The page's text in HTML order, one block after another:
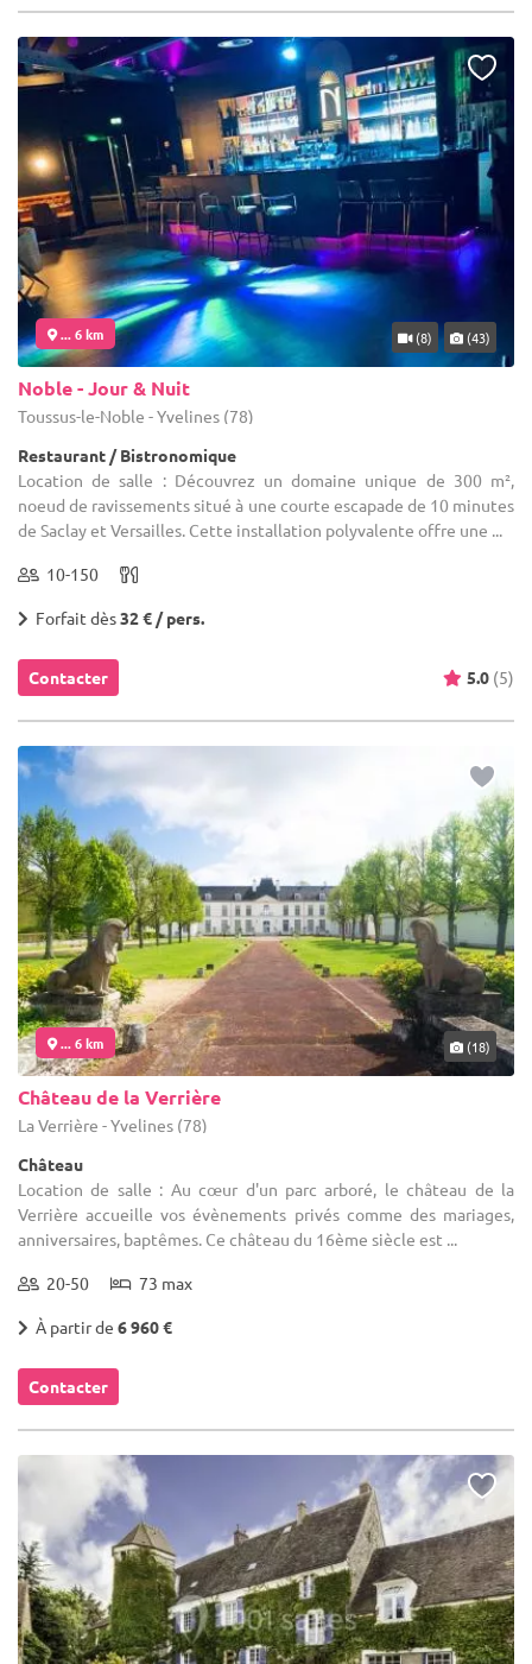
... 6 km (8) (43)
Noble - Jour & Nuit
Toussus-le-Noble - Yvelines (78)
Restaurant / Bistronomique
Location de salle : Découvrez un domaine unique de 300 m²,
noeud de ravissements situé à une courte escapade de 10 minutes
de Saclay et Versailles. Cette installation polyvalente offre une ...
10-150
Forfait dès32 € / pers.
Contacter 5.0 (5)
... 6 km (18)
Château de la Verrière
La Verrière - Yvelines (78)
Château
Location de salle : Au cœur d'un parc arboré, le château de la
Verrière accueille vos évènements privés comme des mariages,
anniversaires, baptêmes. Ce château du 16ème siècle est ...
20-50 73 max
À partir de 6 960 €
Contacter